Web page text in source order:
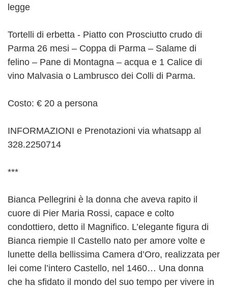
legge
Tortelli di erbetta - Piatto con Prosciutto crudo di
Parma 26 mesi – Coppa di Parma – Salame di
felino – Pane di Montagna – acqua e 1 Calice di
vino Malvasia o Lambrusco dei Colli di Parma.
Costo: € 20 a persona
INFORMAZIONI e Prenotazioni via whatsapp al
328.2250714
***
Bianca Pellegrini è la donna che aveva rapito il
cuore di Pier Maria Rossi, capace e colto
condottiero, detto il Magnifico. L’elegante figura di
Bianca riempie Il Castello nato per amore volte e
lunette della bellissima Camera d’Oro, realizzata per
lei come l’intero Castello, nel 1460… Una donna
che ha sfidato il mondo del suo tempo per vivere in